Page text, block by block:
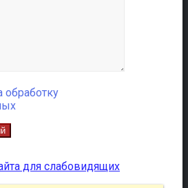
обработку
для слабовидящих